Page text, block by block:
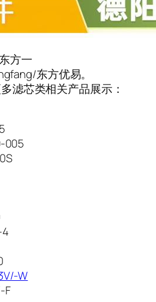
方一
东方优易。
滤芯类相关产品展示：
005
W
F